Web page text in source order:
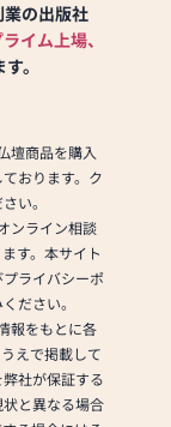
の出版社
イム上場、
。
壇商品を購入
おります。ク
い。
ンライン相談
す。本サイト
ライバシーポ
ださい。
報をもとに各
えで掲載して
社が保証する
と異なる場合